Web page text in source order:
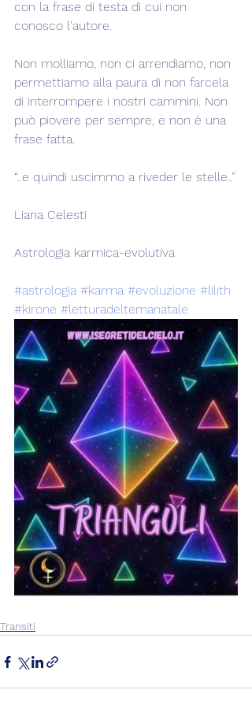
con la frase di testa di cui non
conosco l'autore.
Non molliamo, non ci arrendiamo, non
permettiamo alla paura di non farcela
di interrompere i nostri cammini. Non
può piovere per sempre, e non è una
frase fatta.
“..e quindi uscimmo a riveder le stelle..”
Liana Celesti
Astrologia karmica-evolutiva
#astrologia #karma #evoluzione #lilith
#kirone #letturadeltemanatale
Transiti